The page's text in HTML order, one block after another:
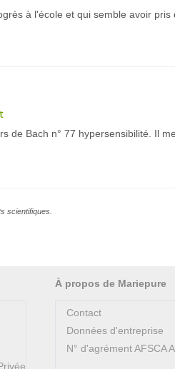
à l'école et qui semble avoir
de Bach n° 77 hypersensibilité. Il
scientifiques.
À propos de Mariepure
Contact
Données d'entreprise
N° d'agrément AFSCA